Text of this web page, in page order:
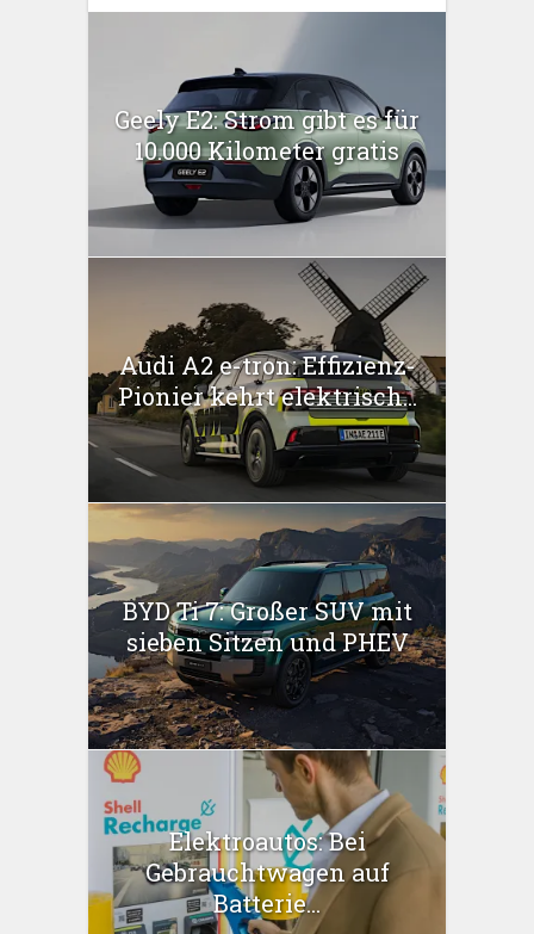
Geely E2: Strom gibt es für
10.000 Kilometer gratis
Audi A2 e-tron: Effizienz-
Pionier kehrt elektrisch...
BYD Ti 7: Großer SUV mit
sieben Sitzen und PHEV
Elektroautos: Bei
Gebrauchtwagen auf
Batterie...